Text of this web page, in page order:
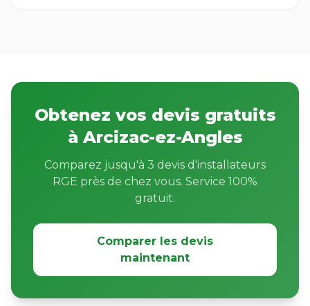
Obtenez vos devis gratuits
à Arcizac-ez-Angles
Comparez jusqu'à 3 devis d'installateurs
RGE près de chez vous. Service 100%
gratuit.
Comparer les devis
maintenant